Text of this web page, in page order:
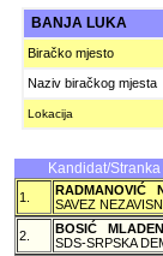
BANJA LUKA
Biračko mjesto
Naziv biračkog mjesta
Lokacija
Kandidat/Stranka
1.
RADMANOVIĆ
SAVEZ
2.
BOSIĆ MLADEN
SDS-SRPSKA